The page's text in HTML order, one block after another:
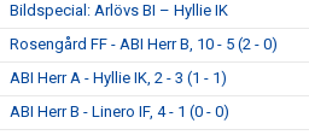
Bildspecial: Arlövs BI – Hyllie IK
Rosengård FF - ABI Herr B, 10 - 5 (2 - 0)
ABI Herr A - Hyllie IK, 2 - 3 (1 - 1)
ABI Herr B - Linero IF, 4 - 1 (0 - 0)